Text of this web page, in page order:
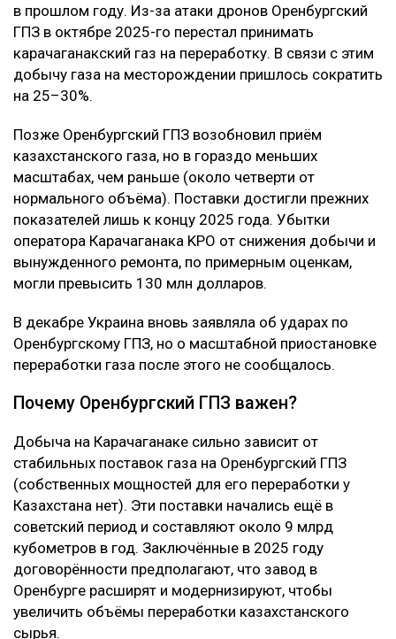
в прошлом году. Из-за атаки дронов Оренбургский
ГПЗ в октябре 2025-го перестал принимать
карачаганакский газ на переработку. В связи с этим
добычу газа на месторождении пришлось сократить
на 25–30%.
Позже Оренбургский ГПЗ возобновил приём
казахстанского газа, но в гораздо меньших
масштабах, чем раньше (около четверти от
нормального объёма). Поставки достигли прежних
показателей лишь к концу 2025 года. Убытки
оператора Карачаганака KPO от снижения добычи и
вынужденного ремонта, по примерным оценкам,
могли превысить 130 млн долларов.
В декабре Украина вновь заявляла об ударах по
Оренбургскому ГПЗ, но о масштабной приостановке
переработки газа после этого не сообщалось.
Почему Оренбургский ГПЗ важен?
Добыча на Карачаганаке сильно зависит от
стабильных поставок газа на Оренбургский ГПЗ
(собственных мощностей для его переработки у
Казахстана нет). Эти поставки начались ещё в
советский период и составляют около 9 млрд
кубометров в год. Заключённые в 2025 году
договорённости предполагают, что завод в
Оренбурге расширят и модернизируют, чтобы
увеличить объёмы переработки казахстанского
сырья.